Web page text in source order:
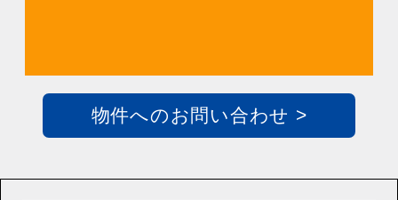
物件へのお問い合わせ >